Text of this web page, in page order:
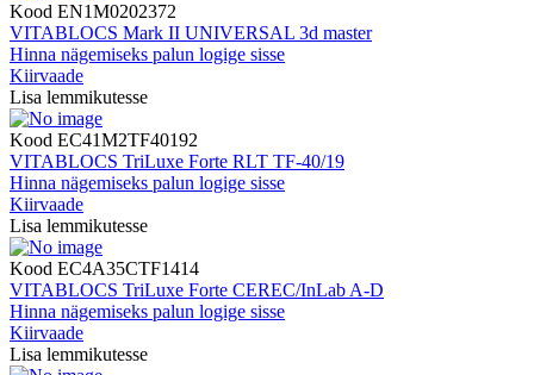
Kood EN1M0202372
VITABLOCS Mark II UNIVERSAL 3d master
Hinna nägemiseks palun logige sisse
Kiirvaade
Lisa lemmikutesse
Kood EC41M2TF40192
VITABLOCS TriLuxe Forte RLT TF-40/19
Hinna nägemiseks palun logige sisse
Kiirvaade
Lisa lemmikutesse
Kood EC4A35CTF1414
VITABLOCS TriLuxe Forte CEREC/InLab A-D
Hinna nägemiseks palun logige sisse
Kiirvaade
Lisa lemmikutesse